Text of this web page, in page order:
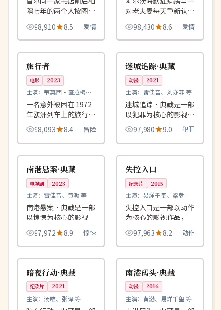
隔七年的两个人按图书
条码次序借走同一本诗
集，第三任读者发现书
里藏着两段告白。
98,910 8.5 爱情
对老夫妻每天重新认识
彼此，他们用 365 张
照片留下了不被遗忘的
爱。
98,430 8.6 爱情
美国
99:40
旅行者
电影 2023
主演： 蒂莫西·查拉梅、
弗洛伦丝·珀 等
一名意外被困在 1972
年欧洲列车上的旅行
者，要带着一封无法投
递的信跨越六个国境。
98,093 8.4 冒险
英国
91:41
迷城追踪·典藏
动漫 2021
主演： 雷佳音、刘亦菲 等
迷城追踪·典藏是一部
以犯罪为核心的影视作
品，围绕危机、反转与
人物成长展开，整体节
奏紧凑，值得推荐观
看。
97,980 9.0 犯罪
中国
院线 90:24
南港悬案·典藏
电视剧 2023
主演： 雷佳音、黄渤 等
南港悬案·典藏是一部
以惊悚为核心的影视作
品，围绕危机、反转与
人物成长展开，整体节
奏紧凑，值得推荐观
看。
97,972 8.9 惊悚
英国
连载中 99:18
失控入口
纪录片 2015
主演： 易烊千玺、梁朝伟
等
失控入口是一部以动作
为核心的影视作品，围
绕危机、反转与人物成
长展开，整体节奏紧
凑，值得推荐观看。
97,963 8.2 动作
英国
93:06
暗夜行动·典藏
纪录片 2021
主演： 汤唯、张译 等
中国
99:28
南港码头·典藏
动漫 2016
主演： 黄渤、易烊千玺 等